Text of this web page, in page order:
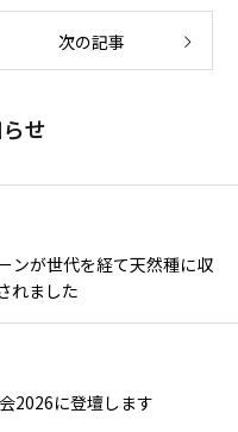
次の記事
せ
ンが世代を経て天然種に収
れました
2026に登壇します